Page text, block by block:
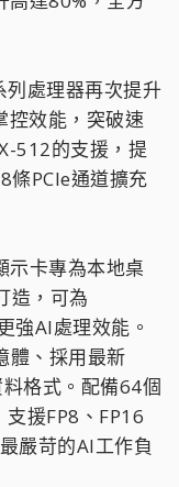
處理器再次提升
控效能，突破速
512的支援，提
條PCIe通道擴充
示卡專為本地桌
造，可為
AI處理效能。
體、採用最新
格式。配備64個
援FP8、FP16
嚴苛的AI工作負